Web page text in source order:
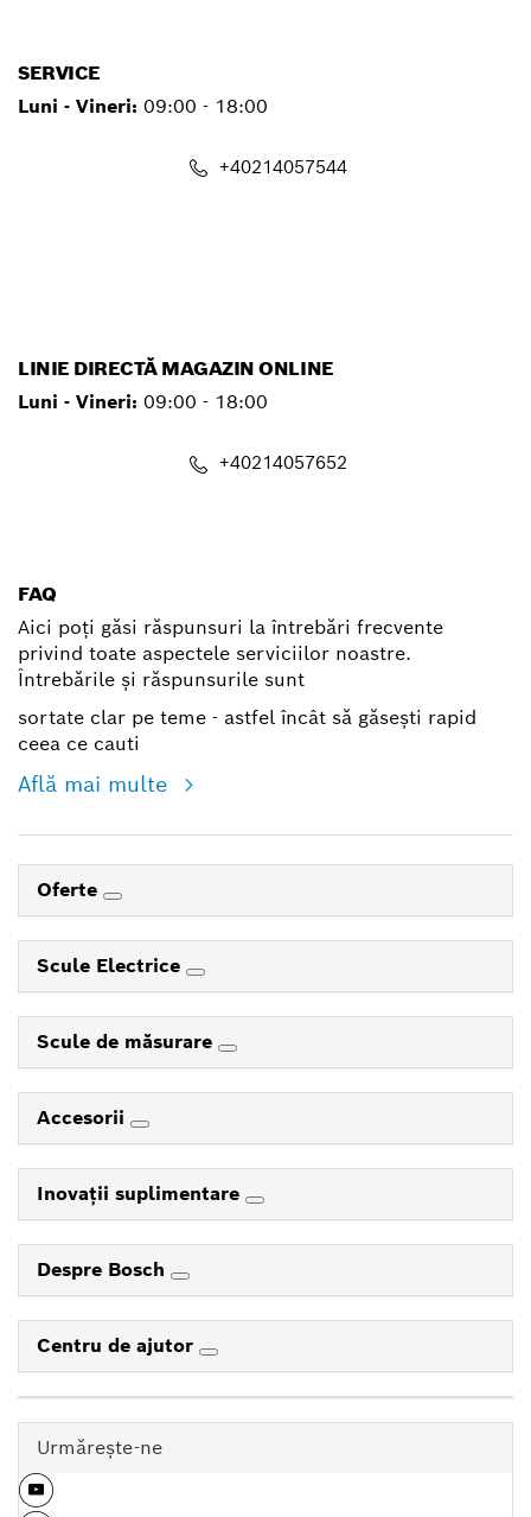
SERVICE
Luni - Vineri: 09:00 - 18:00
+40214057544
LINIE DIRECTĂ MAGAZIN ONLINE
Luni - Vineri: 09:00 - 18:00
+40214057652
FAQ
Aici poți găsi răspunsuri la întrebări frecvente
privind toate aspectele serviciilor noastre.
Întrebările și răspunsurile sunt
sortate clar pe teme - astfel încât să găsești rapid
ceea ce cauti
Află mai multe
Oferte
Scule Electrice
Scule de măsurare
Accesorii
Inovaţii suplimentare
Despre Bosch
Centru de ajutor
Urmăreşte-ne